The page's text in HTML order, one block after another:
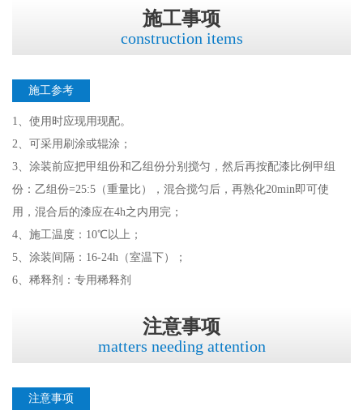
施工事项
construction items
施工参考
1、使用时应现用现配。
2、可采用刷涂或辊涂；
3、涂装前应把甲组份和乙组份分别搅匀，然后再按配漆比例甲组
份：乙组份=25:5（重量比），混合搅匀后，再熟化20min即可使
用，混合后的漆应在4h之内用完；
4、施工温度：10℃以上；
5、涂装间隔：16-24h（室温下）；
6、稀释剂：专用稀释剂
注意事项
matters needing attention
注意事项